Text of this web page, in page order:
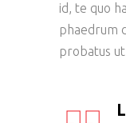
id, te quo
phaedrum
probatus ut